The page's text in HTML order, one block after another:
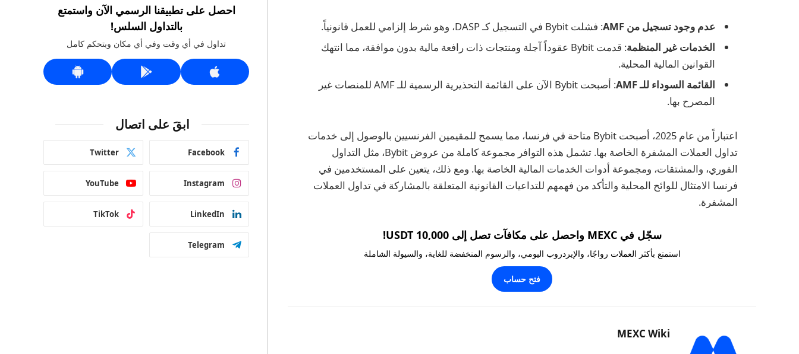
عدم وجود تسجيل من AMF
: فشلت Bybit في التسجيل كـ DASP، وهو شرط إلزامي للعمل قانونياً.
الخدمات غير المنظمة
: قدمت Bybit عقوداً آجلة ومنتجات ذات رافعة مالية بدون موافقة، مما انتهك
القوانين المالية المحلية.
القائمة السوداء للـ AMF
: أصبحت Bybit الآن على القائمة التحذيرية الرسمية للـ AMF للمنصات غير
المصرح بها.
اعتباراً من عام 2025، أصبحت Bybit متاحة في فرنسا، مما يسمح للمقيمين الفرنسيين بالوصول إلى خدمات
تداول العملات المشفرة الخاصة بها. تشمل هذه التوافر مجموعة كاملة من عروض Bybit، مثل التداول
الفوري، والمشتقات، ومجموعة أدوات الخدمات المالية الخاصة بها. ومع ذلك، يتعين على المستخدمين في
فرنسا الامتثال للوائح المحلية والتأكد من فهمهم للتداعيات القانونية المتعلقة بالمشاركة في تداول العملات
المشفرة.
سجّل في MEXC واحصل على مكافآت تصل إلى 10,000 USDT!
استمتع بأكثر العملات رواجًا، والإيردروب اليومي، والرسوم المنخفضة للغاية، والسيولة الشاملة
فتح حساب
MEXC Wiki
احصل على تطبيقنا الرسمي الآن واستمتع
بالتداول السلس!
تداول في أي وقت وفي أي مكان وبتحكم كامل
ابقَ على اتصال
Facebook
Twitter
Instagram
YouTube
LinkedIn
TikTok
Telegram